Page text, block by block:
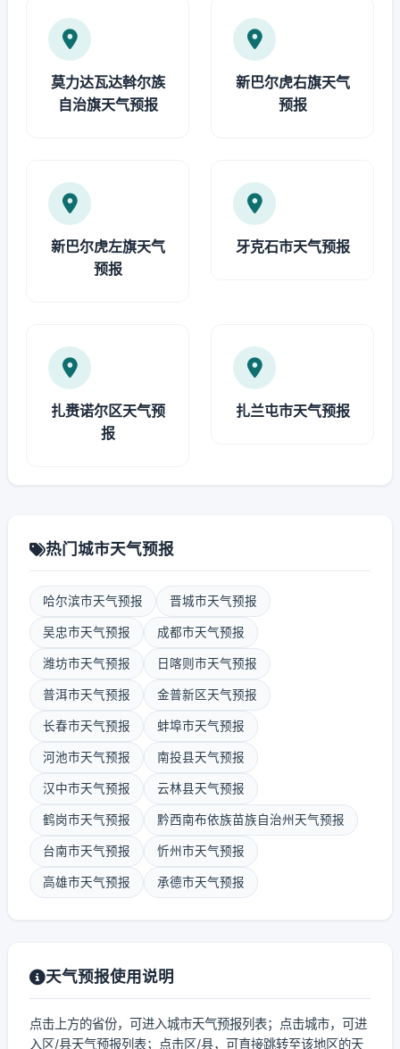
莫力达瓦达斡尔族
自治旗天气预报
新巴尔虎右旗天气
预报
新巴尔虎左旗天气
预报
牙克石市天气预报
扎赉诺尔区天气预
报
扎兰屯市天气预报
热门城市天气预报
哈尔滨市天气预报 晋城市天气预报
吴忠市天气预报 成都市天气预报
潍坊市天气预报 日喀则市天气预报
普洱市天气预报 金普新区天气预报
长春市天气预报 蚌埠市天气预报
河池市天气预报 南投县天气预报
汉中市天气预报 云林县天气预报
鹤岗市天气预报 黔西南布依族苗族自治州天气预报
台南市天气预报 忻州市天气预报
高雄市天气预报 承德市天气预报
天气预报使用说明
点击上方的省份，可进入城市天气预报列表；点击城市，可进
入区/县天气预报列表；点击区/县，可直接跳转至该地区的天